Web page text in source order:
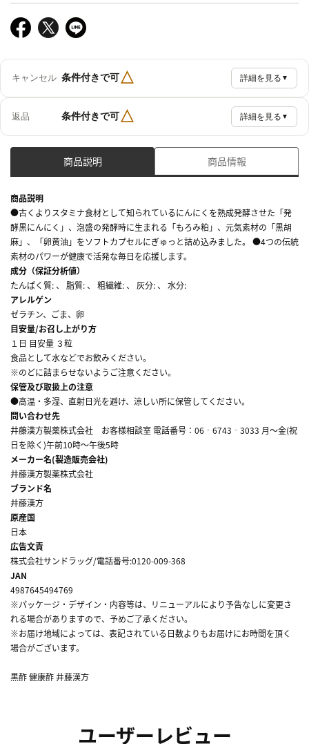
キャンセル 条件付きで可△ 詳細を見る ▼
返品 条件付きで可△ 詳細を見る ▼
商品説明 商品情報
商品説明
●古くよりスタミナ食材として知られているにんにくを熟成発酵させた「発
酵黒にんにく」、泡盛の発酵時に生まれる「もろみ粕」、元気素材の「黒胡
麻」、「卵黄油」をソフトカプセルにぎゅっと詰め込みました。 ●4つの伝統
素材のパワーが健康で活発な毎日を応援します。
成分（保証分析値）
たんぱく質: 、 脂質: 、 粗繊維: 、 灰分: 、 水分:
アレルゲン
ゼラチン、ごま、卵
目安量/お召し上がり方
１日 目安量 ３粒
食品として水などでお飲みください。
※のどに詰まらせないようご注意ください。
保管及び取扱上の注意
●高温・多湿、直射日光を避け、涼しい所に保管してください。
問い合わせ先
井藤漢方製薬株式会社 お客様相談室 電話番号：06‐6743‐3033 月～金(祝
日を除く)午前10時～午後5時
メーカー名(製造販売会社)
井藤漢方製薬株式会社
ブランド名
井藤漢方
原産国
日本
広告文責
株式会社サンドラッグ/電話番号:0120-009-368
JAN
4987645494769
※パッケージ・デザイン・内容等は、リニューアルにより予告なしに変更さ
れる場合がありますので、予めご了承ください。
※お届け地域によっては、表記されている日数よりもお届けにお時間を頂く
場合がございます。
黒酢 健康酢 井藤漢方
ユーザーレビュー